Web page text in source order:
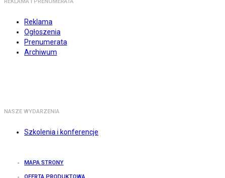
Reklama
Ogłoszenia
Prenumerata
Archiwum
NASZE WYDARZENIA
Szkolenia i konferencje
MAPA STRONY